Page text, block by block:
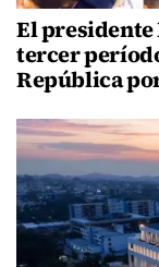
El presidente
tercer
República